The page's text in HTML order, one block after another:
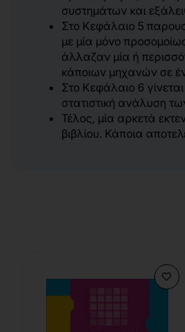
συστημάτων και
Στο Κεφάλαιο 5
με μία μόνο
άλλαζαν μία ή
κάποιων μηχανών σε
Στο Κεφάλαιο 6
στατιστική ανάλυση
Τέλος, μία αρκετά
βιβλίου. Κάποια